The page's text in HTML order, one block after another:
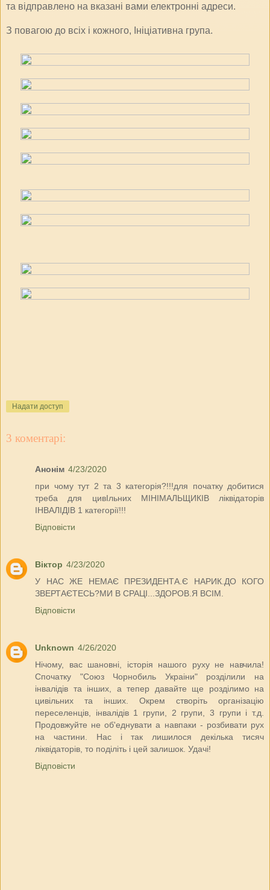
та відправлено на вказані вами електронні адреси.
З повагою до всіх і кожного, Ініціативна група.
Надати доступ
3 коментарі:
Анонім 4/23/2020
при чому тут 2 та 3 категорія?!!!для початку добитися
треба для цивІльних МІНІМАЛЬЩИКІВ ліквідаторів
ІНВАЛІДІВ 1 категорії!!!
Відповісти
Віктор 4/23/2020
У НАС ЖЕ НЕМАЄ ПРЕЗИДЕНТА.Є НАРИК.ДО КОГО
ЗВЕРТАЄТЕСЬ?МИ В СРАЦІ...ЗДОРОВ.Я ВСІМ.
Відповісти
Unknown 4/26/2020
Нiчому, вас шановнi, iсторiя нашого руху не навчила!
Спочатку "Союз Чорнобиль Украiни" роздiлили на
iнвалiдiв та iнших, а тепер давайте ще роздiлимо на
цивiльних та iнших. Окрем створiть органiзацiю
переселенцiв, iнвалiдiв 1 групи, 2 групи, 3 групи i т.д.
Продовжуйте не об'еднувати а навпаки - розбивати рух
на частини. Нас i так лишилося декiлька тисяч
лiквiдаторiв, то подiлiть i цей залишок. Удачi!
Відповісти